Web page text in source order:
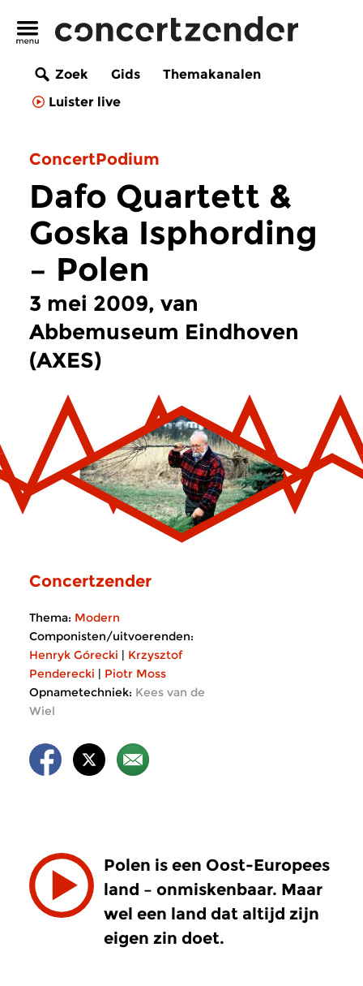
Zoek Gids
Themakanalen
Luister live
ConcertPodium
Dafo Quartett &
Goska Isphording
– Polen
3 mei 2009, van
Abbemuseum Eindhoven
(AXES)
Concertzender
Thema: Modern
Componisten/uitvoerenden:
Henryk Górecki | Krzysztof
Penderecki | Piotr Moss
Opnametechniek: Kees van de
Wiel
Polen is een Oost-Europees
land – onmiskenbaar. Maar
wel een land dat altijd zijn
eigen zin doet.